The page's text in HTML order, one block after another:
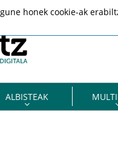
ALBISTEAK
honek cookie-ak